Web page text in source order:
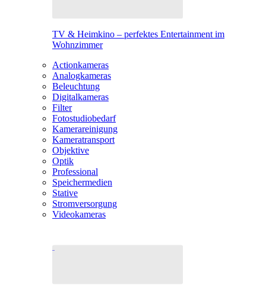
TV & Heimkino – perfektes Entertainment im
Wohnzimmer
Actionkameras
Analogkameras
Beleuchtung
Digitalkameras
Filter
Fotostudiobedarf
Kamerareinigung
Kameratransport
Objektive
Optik
Professional
Speichermedien
Stative
Stromversorgung
Videokameras